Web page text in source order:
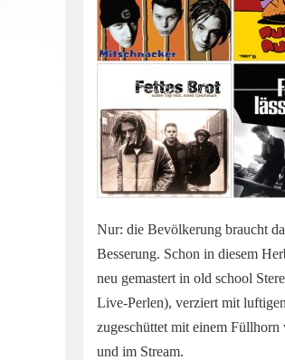
Nur: die Bevölkerung braucht
Besserung. Schon in diesem
neu gemastert in old school
Live-Perlen), verziert mit
zugeschüttet mit einem
und im Stream.